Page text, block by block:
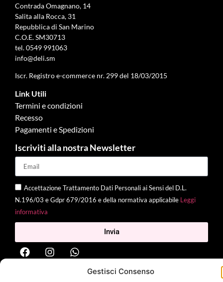
Gestisci Consenso
Contrada Omagnano, 14
Salita alla Rocca, 31
Repubblica di San Marino
C.O.E. SM30713
tel.0549 991063
info@deli.sm
Iscr. Registro e-commerce nr. 299 del 18/03/2015
Link Utili
Termini e condizioni
Recesso
Pagamenti e Spedizioni
Iscriviti alla nostra Newsletter
Accettazione Trattamento Dati Personali ai Sensi del D.L.
N.196/03 e Gdpr 679/2016 e della normativa applicabile Leggi
informativa
Invia